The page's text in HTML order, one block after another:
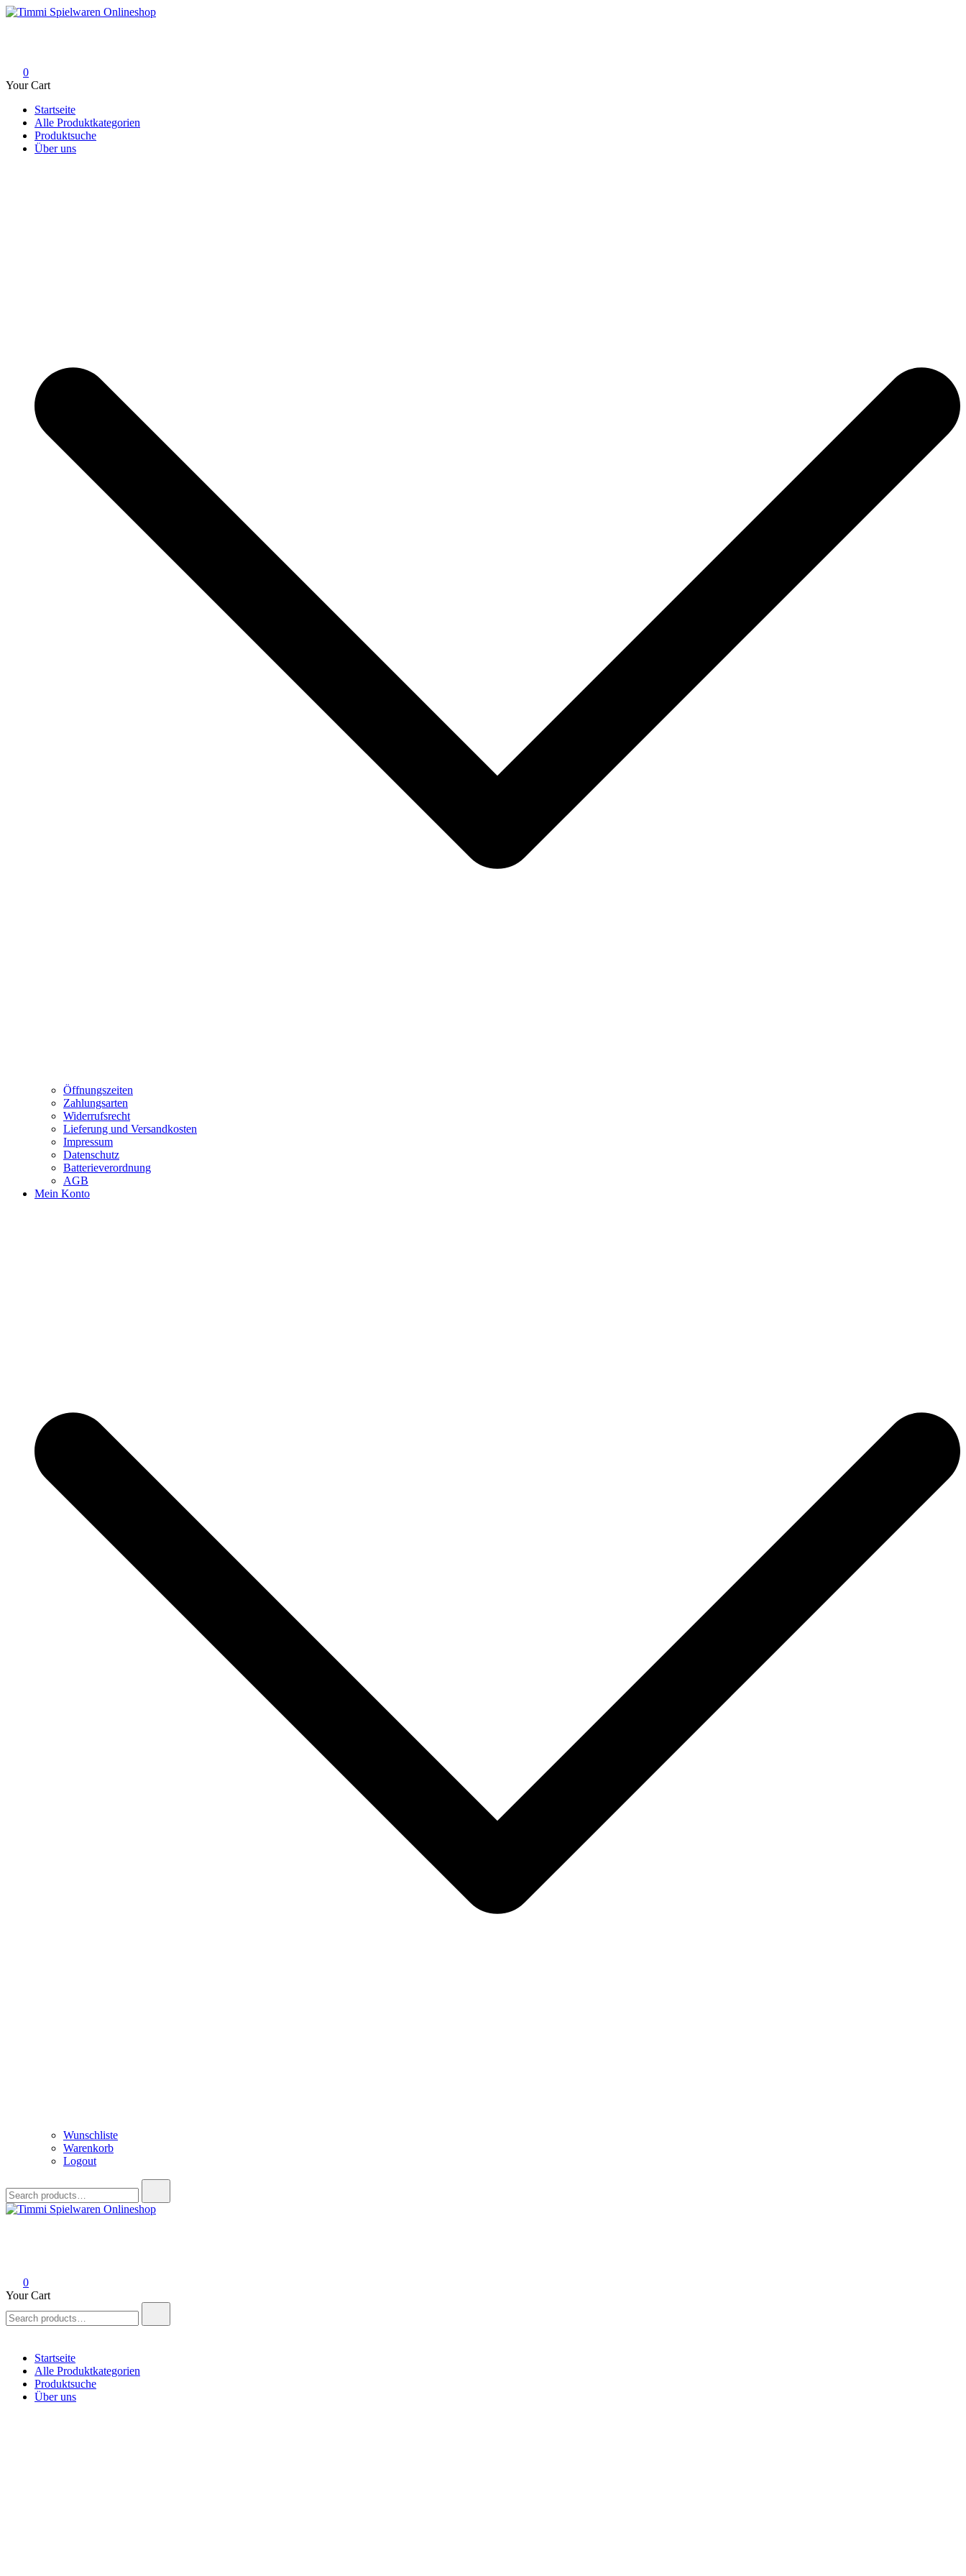
Skip
0
Your Cart
Startseite
Alle Produktkategorien
Produktsuche
Über uns
Öffnungszeiten
Zahlungsarten
Widerrufsrecht
Lieferung und Versandkosten
Impressum
Datenschutz
Batterieverordnung
AGB
Mein Konto
Wunschliste
Warenkorb
Logout
for:
0
Your Cart
for:
Startseite
Alle Produktkategorien
Produktsuche
Über uns